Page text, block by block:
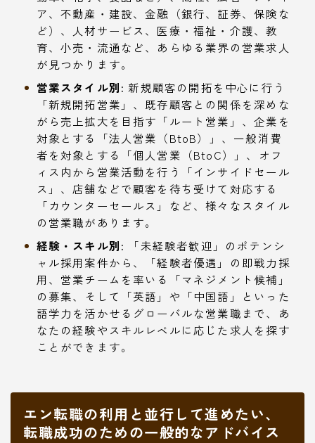
ア、不動産・建設、金融（銀行、証券、保険な
ど）、人材サービス、医療・福祉・介護、教
育、小売・流通など、あらゆる業界の営業求人
が見つかります。
営業スタイル別: 新規顧客の開拓を中心に行う
「新規開拓営業」、既存顧客との関係を深めな
がら売上拡大を目指す「ルート営業」、企業を
対象とする「法人営業（BtoB）」、一般消費
者を対象とする「個人営業（BtoC）」、オフ
ィス内から営業活動を行う「インサイドセール
ス」、店舗などで顧客を待ち受けて対応する
「カウンターセールス」など、様々なスタイル
の営業職があります。
経験・スキル別: 「未経験者歓迎」のポテンシ
ャル採用案件から、「経験者優遇」の即戦力採
用、営業チームを率いる「マネジメント候補」
の募集、そして「英語」や「中国語」といった
語学力を活かせるグローバルな営業職まで、あ
なたの経験やスキルレベルに応じた求人を探す
ことができます。
エン転職の利用と並行して進めたい、
転職成功のための一般的なアドバイス